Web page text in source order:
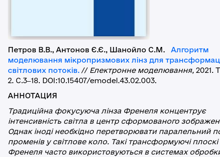
Петров В.В., Антонов Є.Є., Шанойло С.М. Алгоритм
моделювання мікропризмових лінз для
світлових потоків. // Електронне моделювання, 2021.
2. С.3‒18. DOI:10.15407/emodel.43.02.003.
АННОТАЦИЯ
Традиційна фокусуюча лінза Френеля концентрує
інтенсивність світла в центр сформо­ваного
Однак іноді необхідно перетворювати паралельний
променів у світлове коло. Такі трансформуючі плоскі
Френеля часто використовуються в сис­темах